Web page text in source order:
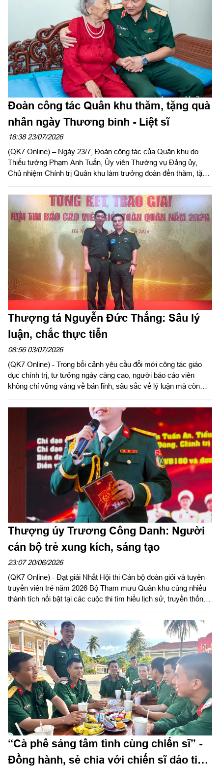
trách nhiệm và khát vọng cống hiến trong tuổi trẻ LLVT.
Đoàn công tác Quân khu thăm, tặng quà
nhân ngày Thương binh - Liệt sĩ
18:38 23/07/2026
(QK7 Online) – Ngày 23/7, Đoàn công tác của Quân khu do
Thiếu tướng Phạm Anh Tuấn, Ủy viên Thường vụ Đảng ủy,
Chủ nhiệm Chính trị Quân khu làm trưởng đoàn đến thăm, tặng
Mẹ Việt Nam Anh hùng trên địa bàn Thành phố Hồ Chí Minh,
nhân kỷ niệm 79 năm ngày Thương binh - Liệt sĩ (27/7/1947 -
27/7/2026).
Thượng tá Nguyễn Đức Thắng: Sâu lý
luận, chắc thực tiễn
08:56 03/07/2026
(QK7 Online) - Trong bối cảnh yêu cầu đổi mới công tác giáo
dục chính trị, tư tưởng ngày càng cao, người báo cáo viên
không chỉ vững vàng về bản lĩnh, sâu sắc về lý luận mà còn
thành nhận thức và hành động của cán bộ, chiến sĩ. Giải Nhì
Hội thi Báo cáo viên giỏi toàn quân năm 2026 của Thượng tá
Nguyễn Đức Thắng, Chính ủy Trung đoàn 994A, Bộ CHQS tỉnh
Lâm Đồng là kết quả của quá trình bền bỉ rèn luyện bản lĩnh,
tích lũy tri thức và không ngừng đổi mới phương pháp tuyên
Thượng úy Trương Công Danh: Người
cán bộ trẻ xung kích, sáng tạo
23:07 20/06/2026
(QK7 Online) - Đạt giải Nhất Hội thi Cán bộ đoàn giỏi và tuyên
truyền viên trẻ năm 2026 Bộ Tham mưu Quân khu cùng nhiều
thành tích nổi bật tại các cuộc thi tìm hiểu lịch sử, truyền thống
Công Danh, Chính trị viên Đại đội Nghi lễ, Tiểu đoàn 180 là một
trong những gương mặt tiêu biểu của tuổi trẻ LLVT Quân khu.
Ở anh luôn thể hiện tinh thần dám nghĩ, dám làm, trách nhiệm
trong công tác và khát vọng cống hiến của tuổi trẻ Quân đội.
“Cà phê sáng tâm tình cùng chiến sĩ” -
Đồng hành, sẻ chia với chiến sĩ đảo tiền